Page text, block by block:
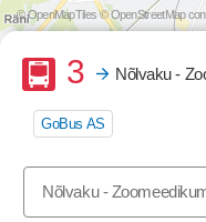
© OpenMapTiles © OpenStreetMap
Buss
3 Nõlvaku -
GoBus AS
Nõlvaku -